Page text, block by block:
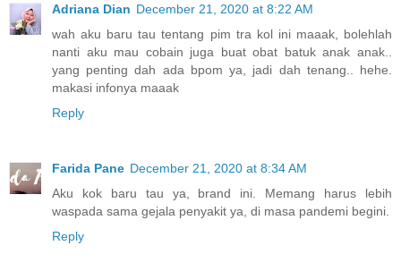
Adriana Dian December 21, 2020 at 8:22 AM
wah aku baru tau tentang pim tra kol ini maaak, bolehlah
nanti aku mau cobain juga buat obat batuk anak anak..
yang penting dah ada bpom ya, jadi dah tenang.. hehe.
makasi infonya maaak
Reply
Farida Pane December 21, 2020 at 8:34 AM
Aku kok baru tau ya, brand ini. Memang harus lebih
waspada sama gejala penyakit ya, di masa pandemi begini.
Reply